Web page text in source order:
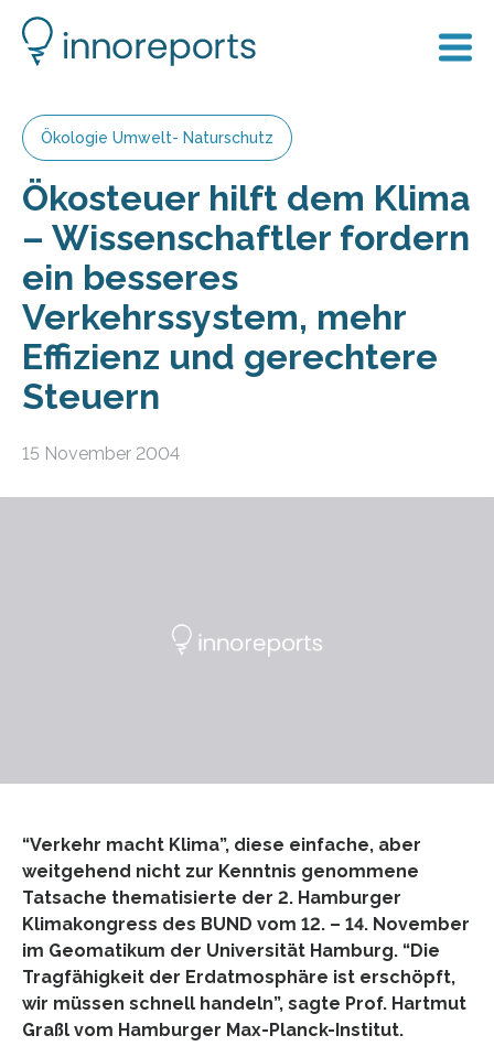
Ökologie Umwelt- Naturschutz
Ökosteuer hilft dem Klima
– Wissenschaftler fordern
ein besseres
Verkehrssystem, mehr
Effizienz und gerechtere
Steuern
15 November 2004
“Verkehr macht Klima”, diese einfache, aber
weitgehend nicht zur Kenntnis genommene
Tatsache thematisierte der 2. Hamburger
Klimakongress des BUND vom 12. – 14. November
im Geomatikum der Universität Hamburg. “Die
Tragfähigkeit der Erdatmosphäre ist erschöpft,
wir müssen schnell handeln”, sagte Prof. Hartmut
Graßl vom Hamburger Max-Planck-Institut.